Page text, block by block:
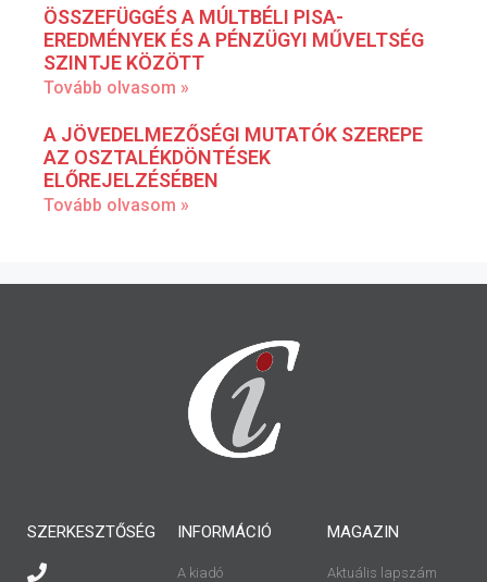
ÖSSZEFÜGGÉS A MÚLTBÉLI PISA-
EREDMÉNYEK ÉS A PÉNZÜGYI MŰVELTSÉG
SZINTJE KÖZÖTT
Tovább olvasom »
A JÖVEDELMEZŐSÉGI MUTATÓK SZEREPE
AZ OSZTALÉKDÖNTÉSEK
ELŐREJELZÉSÉBEN
Tovább olvasom »
SZERKESZTŐSÉG INFORMÁCIÓ
A kiadó
MAGAZIN
Aktuális lapszám